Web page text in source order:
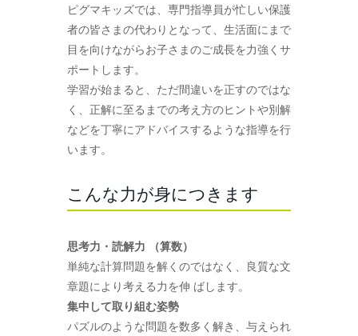
ピグマキッズでは、専門指導員が忙しい保護
者の皆さまの代わりとなって、生活面にまで
目を向けながらお子さまのご成長を力強くサ
ポートします。
学習が始まると、ただ間違いを正すのではな
く、正解に至るまでの考え方のヒントや別解
などを丁寧にアドバイスするような指導を行
います。
こんな力が身につきます
思考力・読解力 （算数）
単純な計算問題を解くのではなく、良質な文
章題により考える力を伸 ばします。
集中して取り組む姿勢
パズルのような問題を数多く解き、与えられ